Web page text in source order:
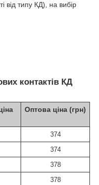
від типу КД), на вибір
контактів КД
Оптова ціна (грн)
374
374
378
378